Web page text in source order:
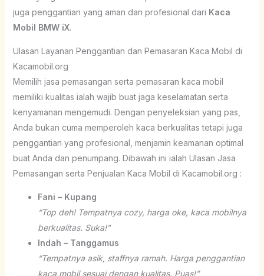
juga penggantian yang aman dan profesional dari Kaca
Mobil BMW iX.
Ulasan Layanan Penggantian dan Pemasaran Kaca Mobil di
Kacamobil.org
Memilih jasa pemasangan serta pemasaran kaca mobil
memiliki kualitas ialah wajib buat jaga keselamatan serta
kenyamanan mengemudi. Dengan penyeleksian yang pas,
Anda bukan cuma memperoleh kaca berkualitas tetapi juga
penggantian yang profesional, menjamin keamanan optimal
buat Anda dan penumpang. Dibawah ini ialah Ulasan Jasa
Pemasangan serta Penjualan Kaca Mobil di Kacamobil.org :
Fani – Kupang
“Top deh! Tempatnya cozy, harga oke, kaca mobilnya
berkualitas. Suka!”
Indah – Tanggamus
“Tempatnya asik, staffnya ramah. Harga penggantian
kaca mobil sesuai dengan kualitas. Puas!”